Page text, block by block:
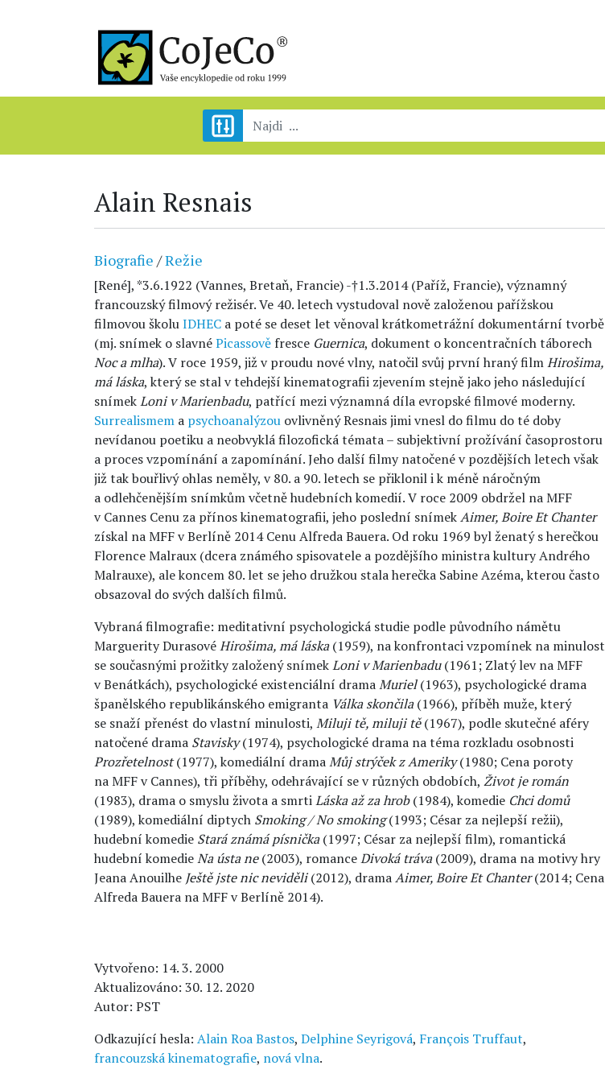
Alain Resnais
Biografie /Režie
[René], *3.6.1922 (Vannes, Bretaň, Francie) -†1.3.2014 (Paříž, Francie), významný
francouzský filmový režisér. Ve 40. letech vystudoval nově založenou pařížskou
filmovou školuIDHEC a poté se deset let věnoval krátkometrážní dokumentární tvorbě
(mj. snímek o slavnéPicassově fresce Guernica, dokument o koncentračních táborech
Noc a mlha). V roce 1959, již v proudu nové vlny, natočil svůj první hraný filmHirošima,
má láska, který se stal v tehdejší kinematografii zjevením stejně jako jeho následující
snímekLoni v Marienbadu, patřící mezi významná díla evropské filmové moderny.
Surrealismem a psychoanalýzou ovlivněný Resnais jimi vnesl do filmu do té doby
nevídanou poetiku a neobvyklá filozofická témata – subjektivní prožívání časoprostoru
a proces vzpomínání a zapomínání. Jeho další filmy natočené v pozdějších letech však
již tak bouřlivý ohlas neměly, v 80. a 90. letech se přiklonil i k méně náročným
a odlehčenějším snímkům včetně hudebních komedií. V roce 2009 obdržel na MFF
v Cannes Cenu za přínos kinematografii, jeho poslední snímekAimer, Boire Et Chanter
získal na MFF v Berlíně 2014 Cenu Alfreda Bauera. Od roku 1969 byl ženatý s herečkou
Florence Malraux (dcera známého spisovatele a pozdějšího ministra kultury Andrého
Malrauxe), ale koncem 80. let se jeho družkou stala herečka Sabine Azéma, kterou často
obsazoval do svých dalších filmů.
Vybraná filmografie: meditativní psychologická studie podle původního námětu
Marguerity DurasovéHirošima, má láska(1959), na konfrontaci vzpomínek na minulost
se současnými prožitky založený snímekLoni v Marienbadu(1961; Zlatý lev na MFF
v Benátkách), psychologické existenciální dramaMuriel(1963), psychologické drama
španělského republikánského emigranta Válka skončila(1966), příběh muže, který
se snaží přenést do vlastní minulosti, Miluji tě, miluji tě(1967), podle skutečné aféry
natočené drama Stavisky(1974), psychologické drama na téma rozkladu osobnosti
Prozřetelnost(1977), komediální dramaMůj strýček z Ameriky(1980; Cena poroty
na MFF v Cannes), tři příběhy, odehrávající se v různých obdobích, Život je román
(1983), drama o smyslu života a smrtiLáska až za hrob(1984), komedie Chci domů
(1989), komediální diptych Smoking / No smoking(1993; César za nejlepší režii),
hudební komedie Stará známá písnička(1997; César za nejlepší film), romantická
hudební komedieNa ústa ne(2003), romanceDivoká tráva(2009), drama na motivy hry
Jeana Anouilhe Ještě jste nic neviděli(2012), dramaAimer, Boire Et Chanter(2014; Cena
Alfreda Bauera na MFF v Berlíně 2014).
Vytvořeno: 14. 3. 2000
Aktualizováno: 30. 12. 2020
Autor: PST
Odkazující hesla: Alain Roa Bastos, Delphine Seyrigová, François Truffaut,
francouzská kinematografie, nová vlna.